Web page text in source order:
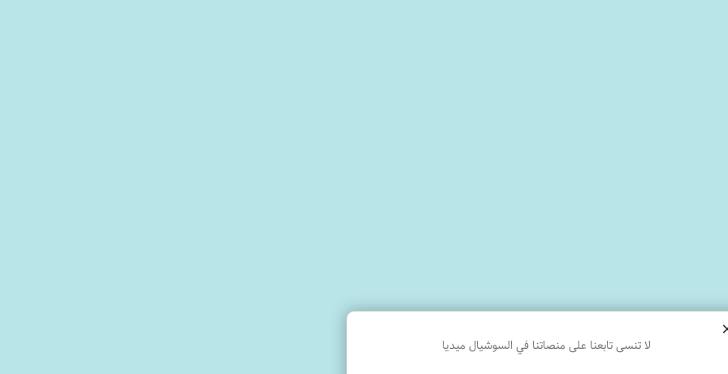
لا تنسى تابعنا على منصاتنا في السوشيال ميديا